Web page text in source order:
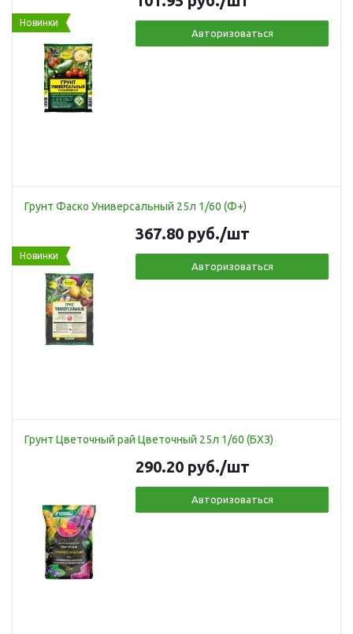
Новинки
Авторизоваться
Грунт Фаско Универсальный 25л 1/60 (Ф+)
Новинки
367.80 руб./шт
Авторизоваться
Грунт Цветочный рай Цветочный 25л 1/60 (БХЗ)
290.20 руб./шт
Авторизоваться